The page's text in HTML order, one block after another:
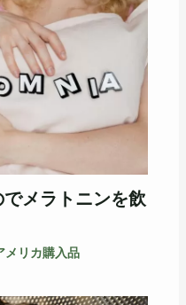
メラトニンを飲
メリカ購入品